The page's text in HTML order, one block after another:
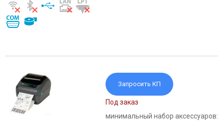
Запросить КП
Под заказ
минимальный набор аксессуаров: